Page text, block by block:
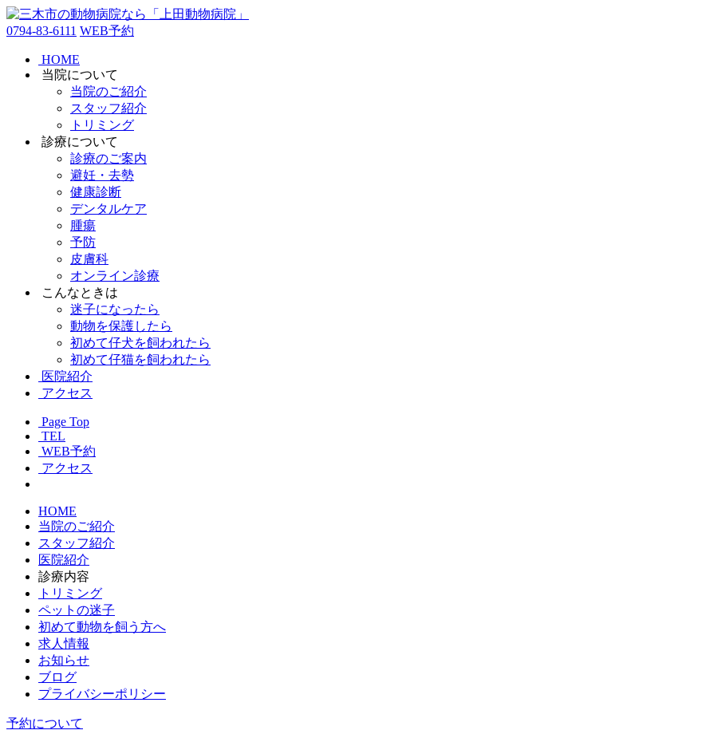
0794-83-6111 WEB予約
HOME
当院について
当院のご紹介
スタッフ紹介
トリミング
診療について
診療のご案内
避妊・去勢
健康診断
デンタルケア
腫瘍
予防
皮膚科
オンライン診療
こんなときは
迷子になったら
動物を保護したら
初めて仔犬を飼われたら
初めて仔猫を飼われたら
医院紹介
アクセス
Page Top
TEL
WEB予約
アクセス
HOME
当院のご紹介
スタッフ紹介
医院紹介
診療内容
トリミング
ペットの迷子
初めて動物を飼う方へ
求人情報
お知らせ
ブログ
プライバシーポリシー
予約について